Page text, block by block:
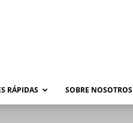
RÁPIDAS SOBRE NOSOTROS